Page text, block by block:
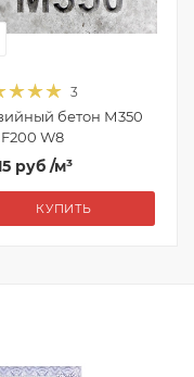
3
бетон М350
F200 W8
руб /м³
КУПИТЬ